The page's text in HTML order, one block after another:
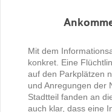
Mit dem
konkret. Eine
auf den Parkplätzen
und Anregungen der
Stadtteil fanden an
auch klar, dass eine